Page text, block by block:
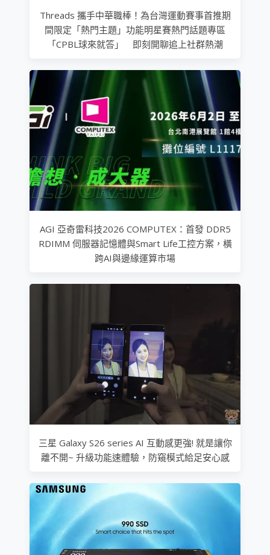
Threads 攜手中華職棒！為台灣運動賽事首推期
間限定「熱門主題」功能明星賽熱門話題專區
「CPBL球來就答」 即刻開聊追上社群熱潮
AGI 亞奇雷科技2026 COMPUTEX：首發 DDR5
RDIMM 伺服器記憶體與Smart Life工控方案，橫
跨AI與邊緣運算市場
三星 Galaxy S26 series AI 互動感更強! 就是讓你
離不開~ 升級功能速體驗，防窺模式給足安心感